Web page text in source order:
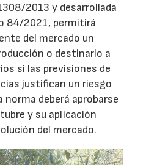
2013 y desarrollada
84/2021, permitirá
del mercado un
o destinarlo a
si las previsiones de
justifican un riesgo
norma deberá aprobarse
y su aplicación
del mercado.